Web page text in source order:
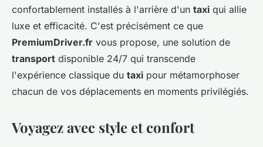
confortablement installés à l'arrière d'un taxi qui allie
luxe et efficacité. C'est précisément ce que
PremiumDriver.fr vous propose, une solution de
transport disponible 24/7 qui transcende
l'expérience classique du taxi pour métamorphoser
chacun de vos déplacements en moments privilégiés.
Voyagez avec style et confort